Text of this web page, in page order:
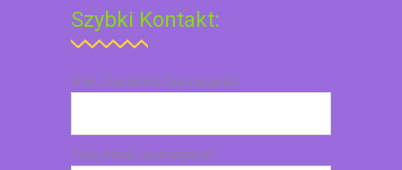
Szybki Kontakt:
Imię i nazwisko (wymagane)
Twój email (wymagane)